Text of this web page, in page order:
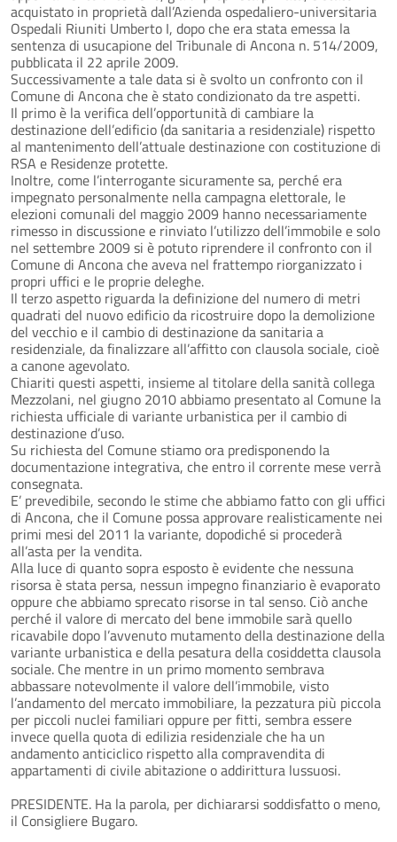
acquistato in proprietà dall’Azienda ospedaliero-universitaria
Ospedali Riuniti Umberto I, dopo che era stata emessa la
sentenza di usucapione del Tribunale di Ancona n. 514/2009,
pubblicata il 22 aprile 2009.
Successivamente a tale data si è svolto un confronto con il
Comune di Ancona che è stato condizionato da tre aspetti.
Il primo è la verifica dell’opportunità di cambiare la
destinazione dell’edificio (da sanitaria a residenziale) rispetto
al mantenimento dell’attuale destinazione con costituzione di
RSA e Residenze protette.
Inoltre, come l’interrogante sicuramente sa, perché era
impegnato personalmente nella campagna elettorale, le
elezioni comunali del maggio 2009 hanno necessariamente
rimesso in discussione e rinviato l’utilizzo dell’immobile e solo
nel settembre 2009 si è potuto riprendere il confronto con il
Comune di Ancona che aveva nel frattempo riorganizzato i
propri uffici e le proprie deleghe.
Il terzo aspetto riguarda la definizione del numero di metri
quadrati del nuovo edificio da ricostruire dopo la demolizione
del vecchio e il cambio di destinazione da sanitaria a
residenziale, da finalizzare all’affitto con clausola sociale, cioè
a canone agevolato.
Chiariti questi aspetti, insieme al titolare della sanità collega
Mezzolani, nel giugno 2010 abbiamo presentato al Comune la
richiesta ufficiale di variante urbanistica per il cambio di
destinazione d’uso.
Su richiesta del Comune stiamo ora predisponendo la
documentazione integrativa, che entro il corrente mese verrà
consegnata.
E’ prevedibile, secondo le stime che abbiamo fatto con gli uffici
di Ancona, che il Comune possa approvare realisticamente nei
primi mesi del 2011 la variante, dopodiché si procederà
all’asta per la vendita.
Alla luce di quanto sopra esposto è evidente che nessuna
risorsa è stata persa, nessun impegno finanziario è evaporato
oppure che abbiamo sprecato risorse in tal senso. Ciò anche
perché il valore di mercato del bene immobile sarà quello
ricavabile dopo l’avvenuto mutamento della destinazione della
variante urbanistica e della pesatura della cosiddetta clausola
sociale. Che mentre in un primo momento sembrava
abbassare notevolmente il valore dell’immobile, visto
l’andamento del mercato immobiliare, la pezzatura più piccola
per piccoli nuclei familiari oppure per fitti, sembra essere
invece quella quota di edilizia residenziale che ha un
andamento anticiclico rispetto alla compravendita di
appartamenti di civile abitazione o addirittura lussuosi.
PRESIDENTE. Ha la parola, per dichiararsi soddisfatto o meno,
il Consigliere Bugaro.